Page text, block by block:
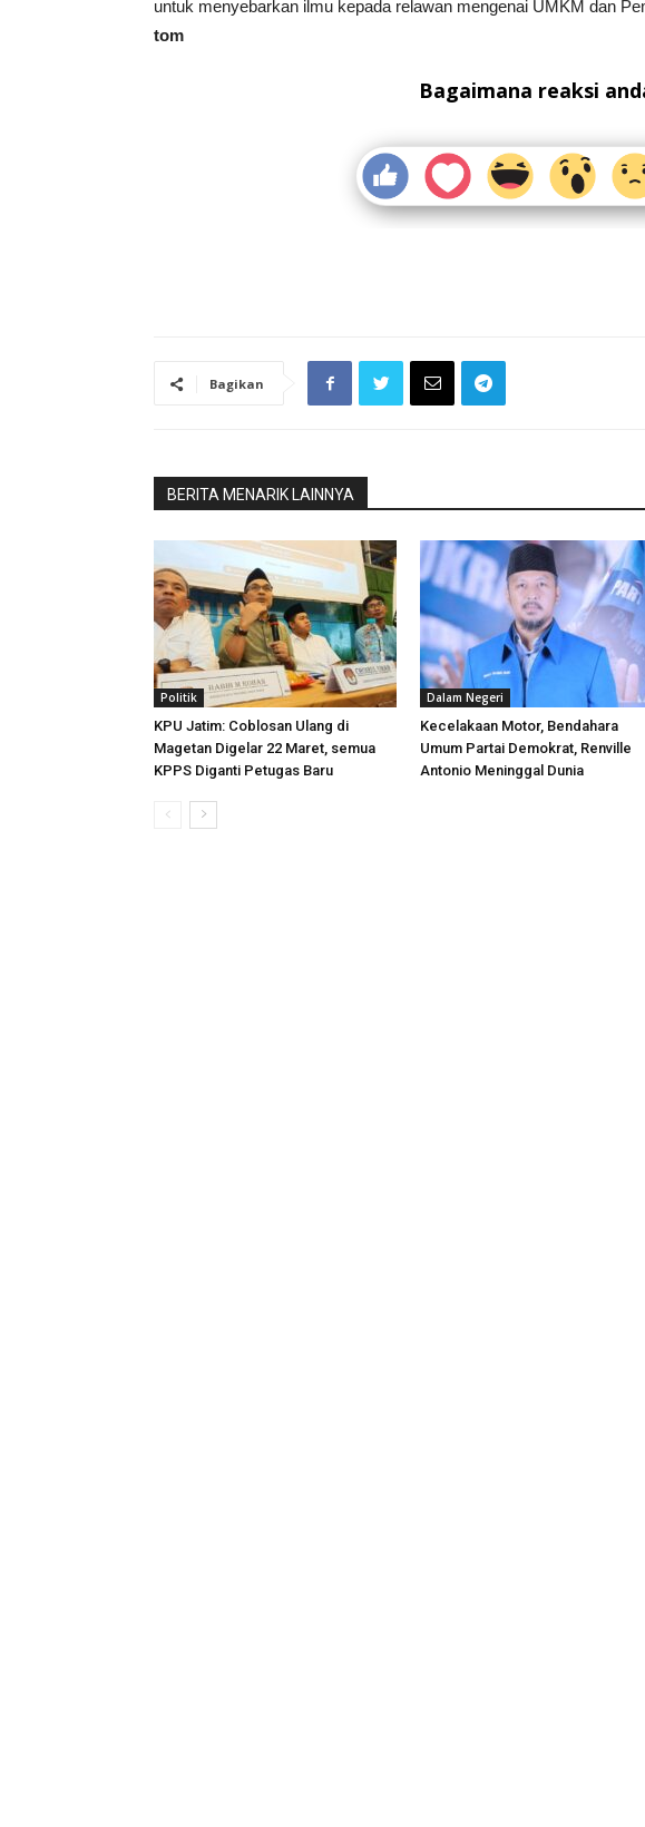
untuk menyebarkan ilmu kepada relawan mengenai UMKM dan
tom
Bagaimana reaksi
Bagikan
BERITA MENARIK LAINNYA
Politik
KPU Jatim: Coblosan Ulang di
Magetan Digelar 22 Maret, semua
KPPS Diganti Petugas Baru
Dalam Negeri
Kecelakaan Motor, Bendahara
Umum Partai Demokrat, Renville
Antonio Meninggal Dunia